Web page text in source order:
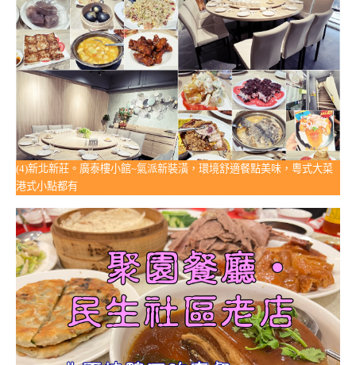
(4)新北新莊。廣泰樓小館~氣派新裝潢，環境舒適餐點美味，粵式大菜
港式小點都有